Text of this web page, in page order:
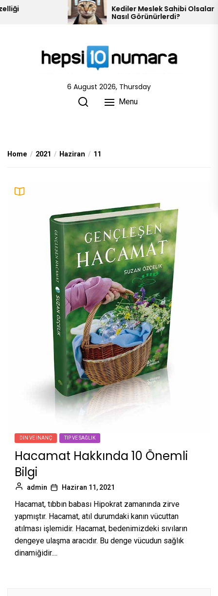
Skip
Kediler Meslek Sahibi Olsalar
Nasıl Görünürlerdi?
6 August 2026, Thursday
Menu
Home 2021 Haziran 11
DIN VE İNANÇ TIP VE SAĞLIK
Hacamat Hakkında 10 Önemli
Bilgi
admin Haziran 11, 2021
Hacamat, tıbbın babası Hipokrat zamanında zirve
yapmıştır. Hacamat, atıl durumdaki kanın vücuttan
atılması işlemidir. Hacamat, bedenimizdeki sıvıların
dengeye ulaşma aracıdır. Bu denge vücudun sağlık
dinamiğidir....